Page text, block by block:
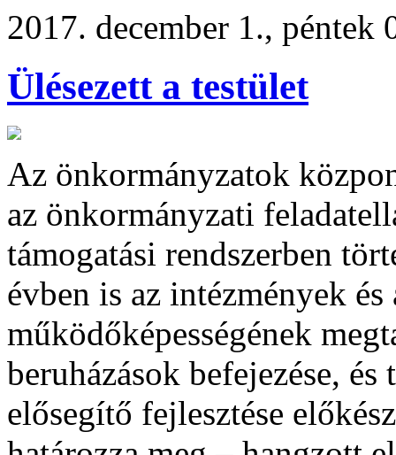
2017. december 1., péntek
Ülésezett a testület
Az önkormányzatok
az önkormányzati
támogatási rendszerben
évben is az intézmények
működőképességének
beruházások befejezése,
elősegítő fejlesztése